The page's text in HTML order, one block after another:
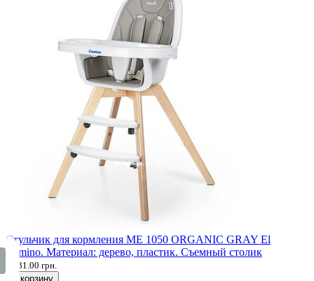
Стульчик для кормления ME 1050 ORGANIC GRAY El
Camino. Материал: дерево, пластик. Съемный столик
2 131.00 грн.
В корзину